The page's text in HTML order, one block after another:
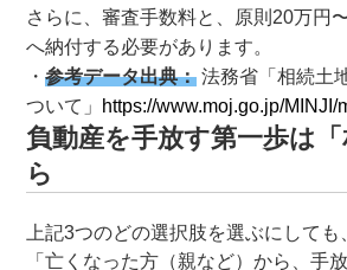
さらに、審査手数料と、原則20万円
へ納付する必要があります。
参考データ出典： 法務省「相続土
ついて」 https://www.moj.go.jp/MINJI/
負動産を手放す第一歩は
ら
上記3つのどの選択肢を選ぶにして
「亡くなった方（親など）から、手